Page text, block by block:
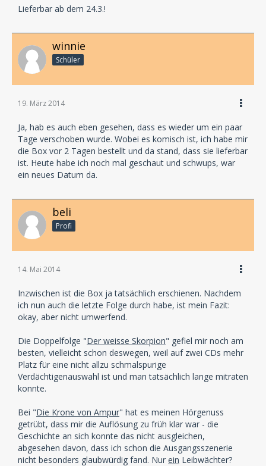
Lieferbar ab dem 24.3.!
winnie
Schüler
19. März 2014
Ja, hab es auch eben gesehen, dass es wieder um ein paar
Tage verschoben wurde. Wobei es komisch ist, ich habe mir
die Box vor 2 Tagen bestellt und da stand, dass sie lieferbar
ist. Heute habe ich noch mal geschaut und schwups, war
ein neues Datum da.
beli
Profi
14. Mai 2014
Inzwischen ist die Box ja tatsächlich erschienen. Nachdem
ich nun auch die letzte Folge durch habe, ist mein Fazit:
okay, aber nicht umwerfend.
Die Doppelfolge "Der weisse Skorpion" gefiel mir noch am
besten, vielleicht schon deswegen, weil auf zwei CDs mehr
Platz für eine nicht allzu schmalspurige
Verdächtigenauswahl ist und man tatsächlich lange mitraten
konnte.
Bei "Die Krone von Ampur" hat es meinen Hörgenuss
getrübt, dass mir die Auflösung zu früh klar war - die
Geschichte an sich konnte das nicht ausgleichen,
abgesehen davon, dass ich schon die Ausgangsszenerie
nicht besonders glaubwürdig fand. Nur ein Leibwächter?